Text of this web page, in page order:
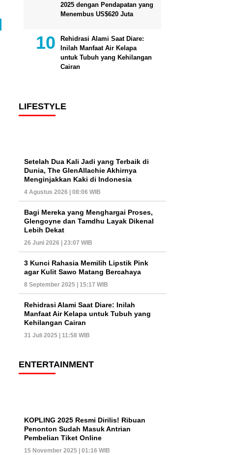
2025 dengan Pendapatan yang
Menembus US$620 Juta
Rehidrasi Alami Saat Diare:
Inilah Manfaat Air Kelapa
untuk Tubuh yang Kehilangan
Cairan
LIFESTYLE
Setelah Dua Kali Jadi yang Terbaik di
Dunia, The GlenAllachie Akhirnya
Menginjakkan Kaki di Indonesia
4 Agustus 2026 | 08:06 WIB
Bagi Mereka yang Menghargai Proses,
Glengoyne dan Tamdhu Layak Dikenal
Lebih Dekat
26 Juni 2026 | 23:07 WIB
3 Kunci Rahasia Memilih Lipstik Pink
agar Kulit Sawo Matang Bercahaya
8 September 2025 | 15:17 WIB
Rehidrasi Alami Saat Diare: Inilah
Manfaat Air Kelapa untuk Tubuh yang
Kehilangan Cairan
31 Juli 2025 | 11:58 WIB
ENTERTAINMENT
KOPLING 2025 Resmi Dirilis! Ribuan
Penonton Sudah Masuk Antrian
Pembelian Tiket Online
15 November 2025 | 01:16 WIB